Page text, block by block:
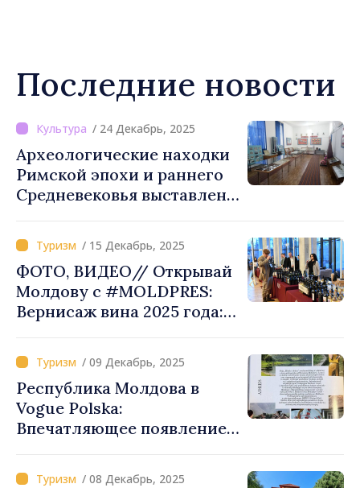
Последние новости
/ 24 Декабрь, 2025
Археологические находки
Римской эпохи и раннего
Средневековья выставлены
Тартаул Кантемирского
района / 15 Декабрь, 2025
ФОТО, ВИДЕО// Открывай
Молдову с #MOLDPRES:
Вернисаж вина 2025 года:
туризм встречаются под
знаком Вино Молдовы
/ 09 Декабрь, 2025
Республика Молдова в
Vogue Polska:
Впечатляющее появление,
карту вдохновляющих
/ 08 Декабрь, 2025